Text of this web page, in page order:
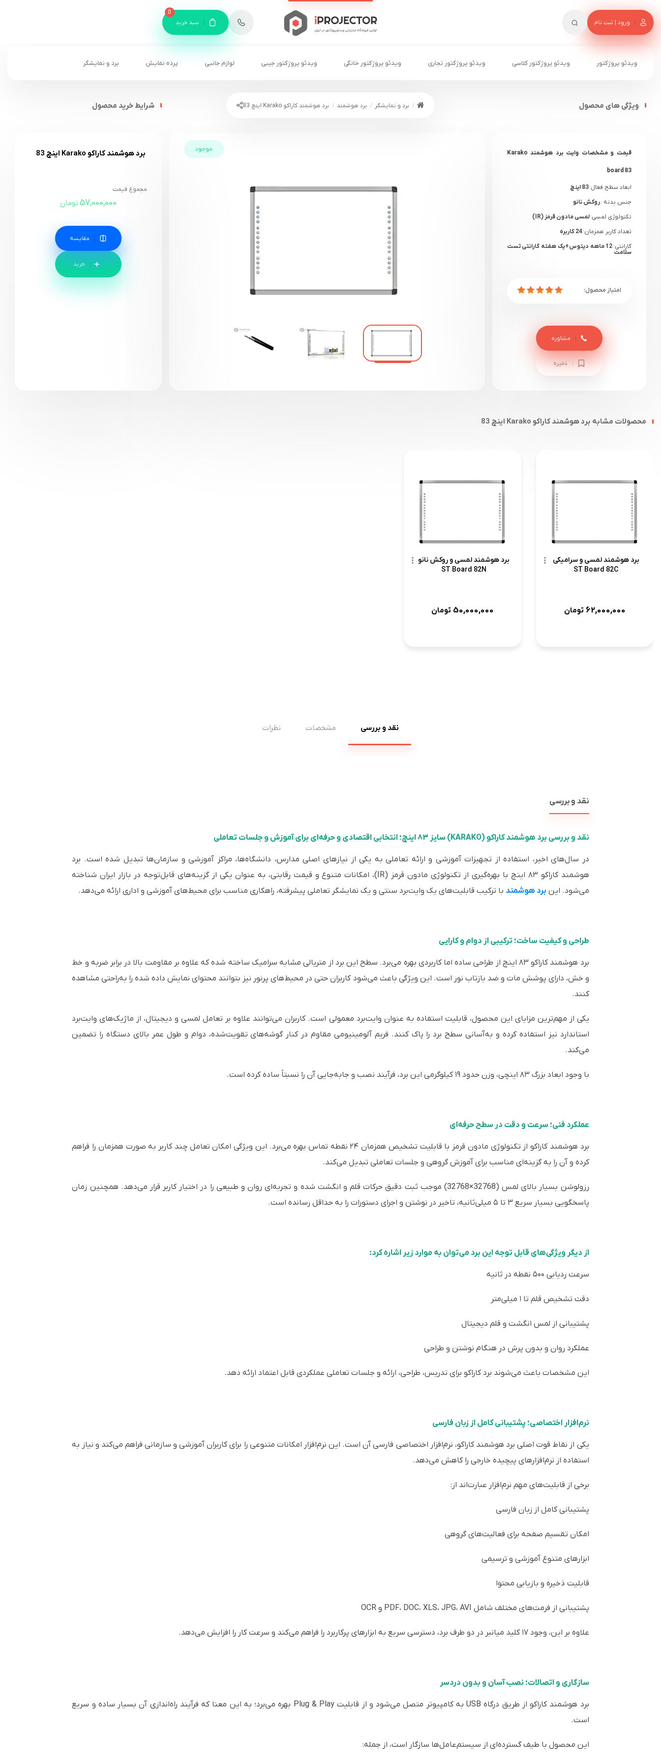
ورود | ثبت نام
8
سبد خرید
0
ویدئو پروژکتور ویدئو پروژکتور کلاسی ویدئو پروژکتور تجاری ویدئو پروژکتور خانگی ویدئو پروژکتور جیبی لوازم جانبی پرده نمایش برد و نمایشگر
برد و نمایشگر برد هوشمند برد هوشمند کاراکو Karako اینچ 83
موجود
شرایط خرید محصول
برد هوشمند کاراکو Karako اینچ 83
مجموع قیمت
57,000,000 تومان
مقایسه
ویژگی های محصول
قیمت و مشخصات وایت برد هوشمند Karako
board 83
ابعاد سطح فعال:83 اینچ
جنس بدنه :روکش نانو
تکنولوژی لمسی:لمسی مادون قرمز (IR)
تعداد کاربر همزمان:
گارانتی:
12 ماهه دیتوس+یک هفته گارانتی تست
سلامت
ذخیره
مشاوره
محصولات مشابه برد هوشمند کاراکو Karako اینچ 83
برد هوشمند لمسی و سرامیکی
ST Board 82C
62,000,000 تومان
برد هوشمند لمسی و روکش نانو
ST Board 82N
50,000,000 تومان
نقد و بررسی مشخصات نظرات
نقد و بررسی
نقد و بررسی برد هوشمند کاراکو (KARAKO) سایز ۸۳ اینچ؛ انتخابی اقتصادی و حرفه‌ای برای آموزش و جلسات تعاملی
در سال‌های اخیر، استفاده از تجهیزات آموزشی و ارائه تعاملی به یکی از نیازهای اصلی مدارس، دانشگاه‌ها، مراکز آموزشی و سازمان‌ها تبدیل شده است. برد
هوشمند کاراکو ۸۳ اینچ با بهره‌گیری از تکنولوژی مادون قرمز (IR)، امکانات متنوع و قیمت رقابتی، به عنوان یکی از گزینه‌های قابل‌توجه در بازار ایران شناخته
می‌شود. این برد هوشمند با ترکیب قابلیت‌های یک وایت‌برد سنتی و یک نمایشگر تعاملی پیشرفته، راهکاری مناسب برای محیط‌های آموزشی و اداری ارائه می‌دهد.
طراحی و کیفیت ساخت؛ ترکیبی از دوام و کارایی
برد هوشمند کاراکو ۸۳ اینچ از طراحی ساده اما کاربردی بهره می‌برد. سطح این برد از متریالی مشابه سرامیک ساخته شده که علاوه بر مقاومت بالا در برابر ضربه و خط
و خش، دارای پوشش مات و ضد بازتاب نور است. این ویژگی باعث می‌شود کاربران حتی در محیط‌های پرنور نیز بتوانند محتوای نمایش داده شده را به‌راحتی مشاهده
کنند.
یکی از مهم‌ترین مزایای این محصول، قابلیت استفاده به عنوان وایت‌برد معمولی است. کاربران می‌توانند علاوه بر تعامل لمسی و دیجیتال، از ماژیک‌های وایت‌برد
استاندارد نیز استفاده کرده و به‌آسانی سطح برد را پاک کنند. فریم آلومینیومی مقاوم در کنار گوشه‌های تقویت‌شده، دوام و طول عمر بالای دستگاه را تضمین
می‌کند.
با وجود ابعاد بزرگ ۸۳ اینچی، وزن حدود ۱۹ کیلوگرمی این برد، فرآیند نصب و جابه‌جایی آن را نسبتاً ساده کرده است.
عملکرد فنی؛ سرعت و دقت در سطح حرفه‌ای
برد هوشمند کاراکو از تکنولوژی مادون قرمز با قابلیت تشخیص همزمان ۲۴ نقطه تماس بهره می‌برد. این ویژگی امکان تعامل چند کاربر به صورت همزمان را فراهم
کرده و آن را به گزینه‌ای مناسب برای آموزش گروهی و جلسات تعاملی تبدیل می‌کند.
رزولوشن بسیار بالای لمس (32768×32768) موجب ثبت دقیق حرکات قلم و انگشت شده و تجربه‌ای روان و طبیعی را در اختیار کاربر قرار می‌دهد. همچنین زمان
پاسخگویی بسیار سریع ۳ تا ۵ میلی‌ثانیه، تاخیر در نوشتن و اجرای دستورات را به حداقل رسانده است.
از دیگر ویژگی‌های قابل توجه این برد می‌توان به موارد زیر اشاره کرد:
سرعت ردیابی ۵۰۰ نقطه در ثانیه
دقت تشخیص قلم تا ۱ میلی‌متر
پشتیبانی از لمس انگشت و قلم دیجیتال
عملکرد روان و بدون پرش در هنگام نوشتن و طراحی
این مشخصات باعث می‌شوند برد کاراکو برای تدریس، طراحی، ارائه و جلسات تعاملی عملکردی قابل اعتماد ارائه دهد.
نرم‌افزار اختصاصی؛ پشتیبانی کامل از زبان فارسی
یکی از نقاط قوت اصلی برد هوشمند کاراکو، نرم‌افزار اختصاصی فارسی آن است. این نرم‌افزار امکانات متنوعی را برای کاربران آموزشی و سازمانی فراهم می‌کند و نیاز به
استفاده از نرم‌افزارهای پیچیده خارجی را کاهش می‌دهد.
برخی از قابلیت‌های مهم نرم‌افزار عبارت‌اند از:
پشتیبانی کامل از زبان فارسی
امکان تقسیم صفحه برای فعالیت‌های گروهی
ابزارهای متنوع آموزشی و ترسیمی
قابلیت ذخیره و بازیابی محتوا
پشتیبانی از فرمت‌های مختلف شامل PDF، DOC، XLS، JPG، AVI و OCR
علاوه بر این، وجود ۱۷ کلید میانبر در دو طرف برد، دسترسی سریع به ابزارهای پرکاربرد را فراهم می‌کند و سرعت کار را افزایش می‌دهد.
سازگاری و اتصالات؛ نصب آسان و بدون دردسر
برد هوشمند کاراکو از طریق درگاه USB به کامپیوتر متصل می‌شود و از قابلیت Plug & Play بهره می‌برد؛ به این معنا که فرآیند راه‌اندازی آن بسیار ساده و سریع
است.
این محصول با طیف گسترده‌ای از سیستم‌عامل‌ها سازگار است، از جمله: